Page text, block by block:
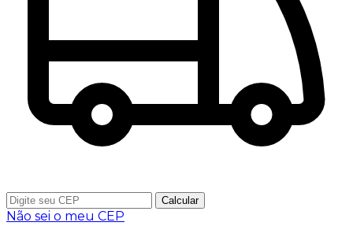
Calcular
Não sei o meu CEP